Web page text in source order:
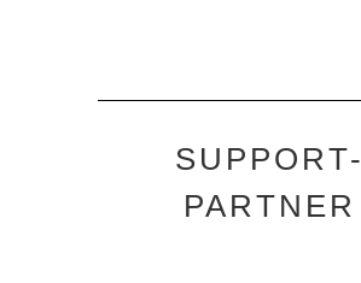
SUPPORT-
PARTNER